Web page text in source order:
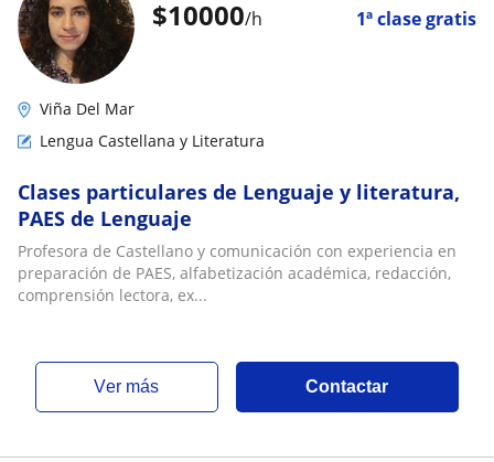
$10000/h 1ª clase gratis
Viña Del Mar
Lengua Castellana y Literatura
Clases particulares de Lenguaje y literatura,
PAES de Lenguaje
Profesora de Castellano y comunicación con experiencia en
preparación de PAES, alfabetización académica, redacción,
comprensión lectora, ex...
ver más Contactar